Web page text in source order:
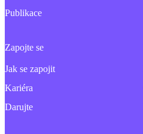
Publikace
Zapojte se
Jak se zapojit
Kariéra
Darujte